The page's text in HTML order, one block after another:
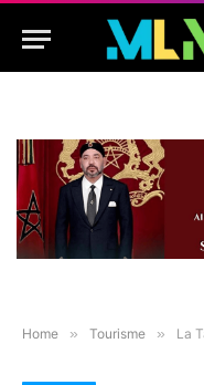
Home » Tourisme » La